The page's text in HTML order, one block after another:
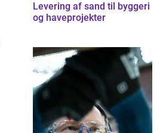
Levering af sand til byggeri
og haveprojekter